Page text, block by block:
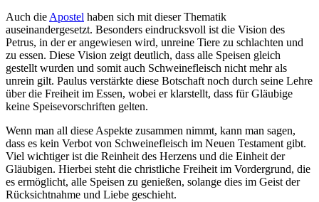
Auch die Apostel haben sich mit dieser Thematik
auseinandergesetzt. Besonders eindrucksvoll ist die Vision des
Petrus, in der er angewiesen wird, unreine Tiere zu schlachten und
zu essen. Diese Vision zeigt deutlich, dass alle Speisen gleich
gestellt wurden und somit auch Schweinefleisch nicht mehr als
unrein gilt. Paulus verstärkte diese Botschaft noch durch seine Lehre
über die Freiheit im Essen, wobei er klarstellt, dass für Gläubige
keine Speisevorschriften gelten.
Wenn man all diese Aspekte zusammen nimmt, kann man sagen,
dass es kein Verbot von Schweinefleisch im Neuen Testament gibt.
Viel wichtiger ist die Reinheit des Herzens und die Einheit der
Gläubigen. Hierbei steht die christliche Freiheit im Vordergrund, die
es ermöglicht, alle Speisen zu genießen, solange dies im Geist der
Rücksichtnahme und Liebe geschieht.